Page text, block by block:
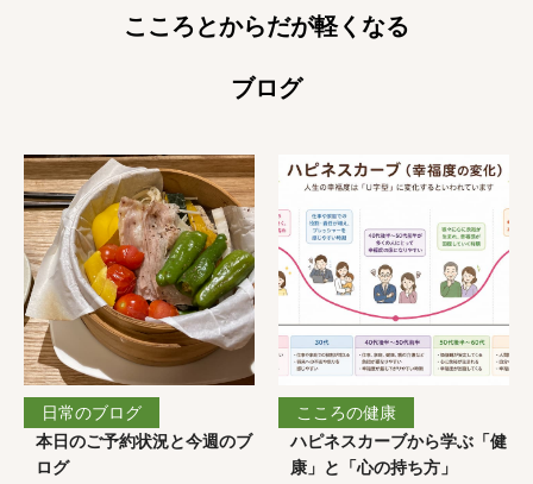
こころとからだが軽くなる
ブログ
日常のブログ
本日のご予約状況と今週のブ
ログ
こころの健康
ハピネスカーブから学ぶ「健
康」と「心の持ち方」